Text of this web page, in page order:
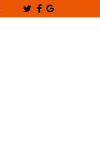
TwitterFacebook
Google-
Plus